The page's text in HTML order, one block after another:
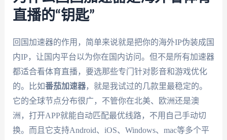
直播的“钥匙”
回国加速器的作用，简单来说就是把你的海外IP伪装成国
内IP，让国内平台以为你在国内访问。但不是所有加速器
都适合看体育直播，要选那些专门针对影音和游戏优化
的。比如番茄加速器，就是我试过的几款里最稳定的。
它的全球节点分布很广，不管你在北美、欧洲还是澳
洲，打开APP就能自动匹配最优线路，不用自己手动切
换。而且它支持Android、iOS、Windows、mac等多个平